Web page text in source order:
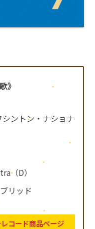
》
ントン・ナショナ
（D）
リッド
コード商品ページ